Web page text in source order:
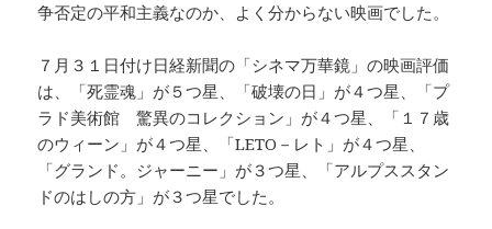
争否定の平和主義なのか、よく分からない映画でした。
７月３１日付け日経新聞の「シネマ万華鏡」の映画評価
は、「死霊魂」が５つ星、「破壊の日」が４つ星、「プ
ラド美術館 驚異のコレクション」が４つ星、「１７歳
のウィーン」が４つ星、「LETO－レト」が４つ星、
「グランド。ジャーニー」が３つ星、「アルプススタン
ドのはしの方」が３つ星でした。